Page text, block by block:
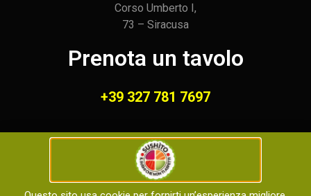
Corso Umberto I,
73 – Siracusa
Prenota un tavolo
+39 327 781 7697
Orari di apertura
Aperto tutti i giorni dalle
dalle 12:00 alle 15:00 e dalle 18:00 alle 23:00